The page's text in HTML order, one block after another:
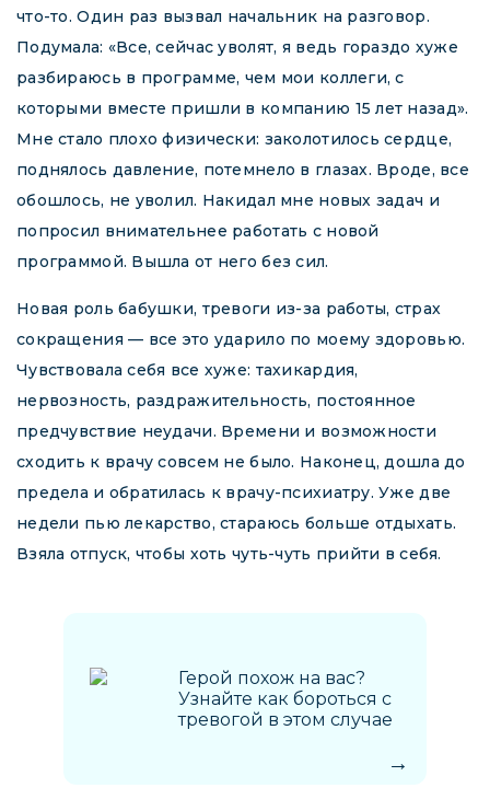
что-то. Один раз вызвал начальник на разговор.
Подумала: «Все, сейчас уволят, я ведь гораздо хуже
разбираюсь в программе, чем мои коллеги, с
которыми вместе пришли в компанию 15 лет назад».
Мне стало плохо физически: заколотилось сердце,
поднялось давление, потемнело в глазах. Вроде, все
обошлось, не уволил. Накидал мне новых задач и
попросил внимательнее работать с новой
программой. Вышла от него без сил.
Новая роль бабушки, тревоги из-за работы, страх
сокращения — все это ударило по моему здоровью.
Чувствовала себя все хуже: тахикардия,
нервозность, раздражительность, постоянное
предчувствие неудачи. Времени и возможности
сходить к врачу совсем не было. Наконец, дошла до
предела и обратилась к врачу-психиатру. Уже две
недели пью лекарство, стараюсь больше отдыхать.
Взяла отпуск, чтобы хоть чуть-чуть прийти в себя.
Герой похож на вас?
Узнайте как бороться с
тревогой в этом случае